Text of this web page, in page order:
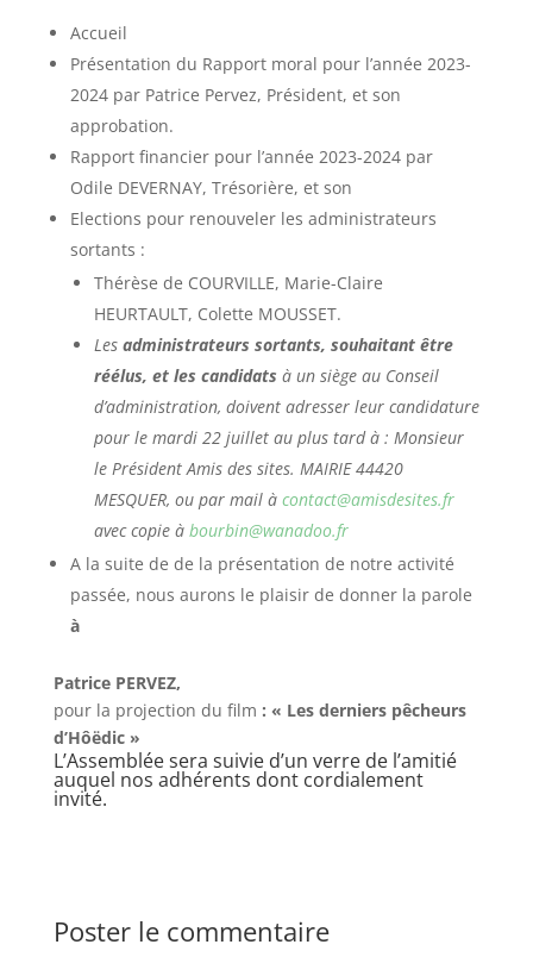
Accueil
Présentation du Rapport moral pour l’année 2023-
2024 par Patrice Pervez, Président, et son
approbation.
Rapport financier pour l’année 2023-2024 par
Odile DEVERNAY, Trésorière, et son
Elections pour renouveler les administrateurs
sortants :
Thérèse de COURVILLE, Marie-Claire
HEURTAULT, Colette MOUSSET.
Les administrateurs sortants, souhaitant être
réélus, et les candidats à un siège au Conseil
d’administration, doivent adresser leur candidature
pour le mardi 22 juillet au plus tard à : Monsieur
le Président Amis des sites. MAIRIE 44420
MESQUER, ou par mail à contact@amisdesites.fr
avec copie à bourbin@wanadoo.fr
A la suite de de la présentation de notre activité
passée, nous aurons le plaisir de donner la parole
à
Patrice PERVEZ,
pour la projection du film : « Les derniers pêcheurs
d’Hôëdic »
L’Assemblée sera suivie d’un verre de l’amitié
auquel nos adhérents dont cordialement
invité.
Poster le commentaire